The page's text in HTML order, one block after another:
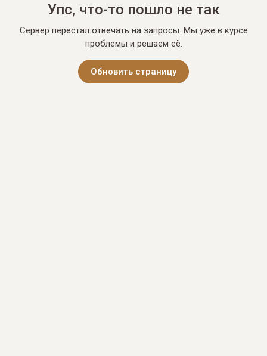
Упс, что-то пошло не так
Сервер перестал отвечать на запросы. Мы уже в курсе
проблемы и решаем её.
Обновить страницу